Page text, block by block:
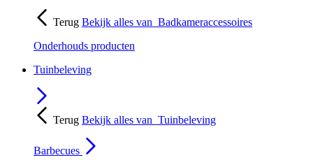
Terug Bekijk alles van Badkameraccessoires
Onderhouds producten
Tuinbeleving
Terug Bekijk alles van Tuinbeleving
Barbecues